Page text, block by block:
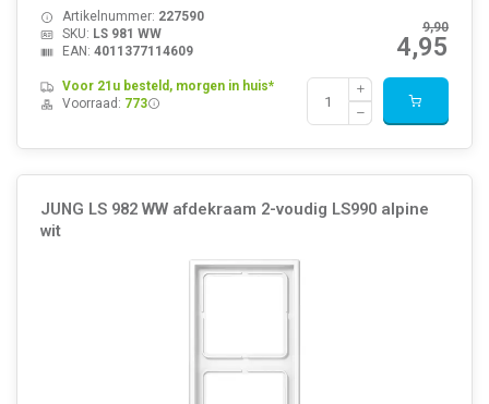
9,90
4,95
Artikelnummer: 227590
SKU: LS 981 WW
EAN: 4011377114609
Voor 21u besteld, morgen in huis*
Voorraad: 773
JUNG LS 982 WW afdekraam 2-voudig LS990 alpine
wit